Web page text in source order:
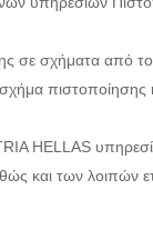
σε σχήματα από
HELLAS
και των λοιπών